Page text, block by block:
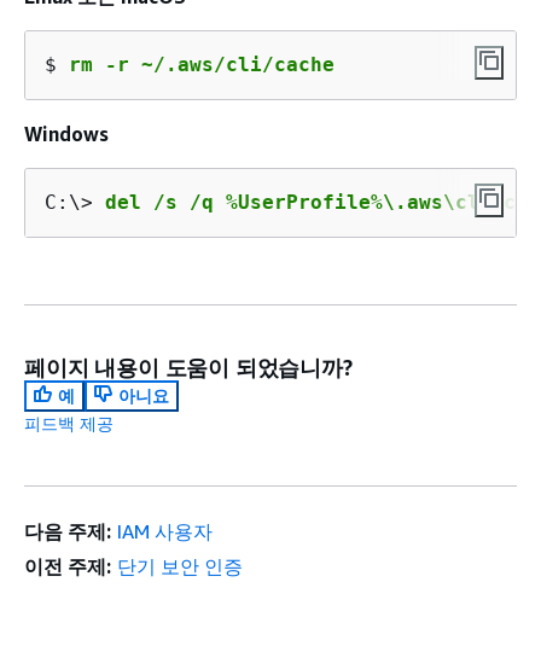
$ rm -r ~/.aws/cli/cache
Windows
C:\> del /s /q
페이지 내용이 도움이 되었습니까?
예
아니요
피드백 제공
다음 주제: IAM 사용자
이전 주제: 단기 보안 인증